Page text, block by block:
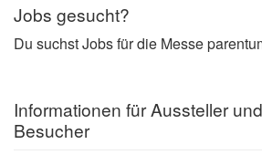
Jobs gesucht?
Du suchst Jobs für die Messe
Informationen für Aussteller
Besucher